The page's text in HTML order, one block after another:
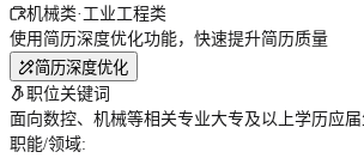
机械类·工业工程类
使用简历深度优化功能，快速提升简历质量
简历深度优化
职位关键词
面向数控、机械等相关专业大专及以上学历应
职能/领域: